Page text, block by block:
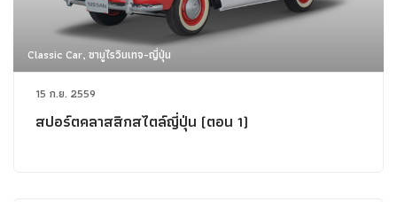
Classic Car, ซามูไรวินเทจ-ญี่ปุ่น
15 ก.ย. 2559
สปอร์ตคลาสสิกสไตล์ญี่ปุ่น (ตอน 1)